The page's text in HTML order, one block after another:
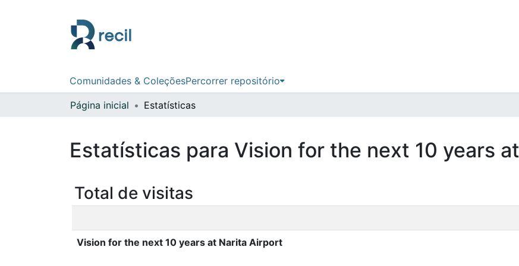
Comunidades & ColeçõesPercorrer repositório
Página inicial Estatísticas
Estatísticas para Vision for the next 10 years
Total de visitas
Vision for the next 10 years at Narita Airport